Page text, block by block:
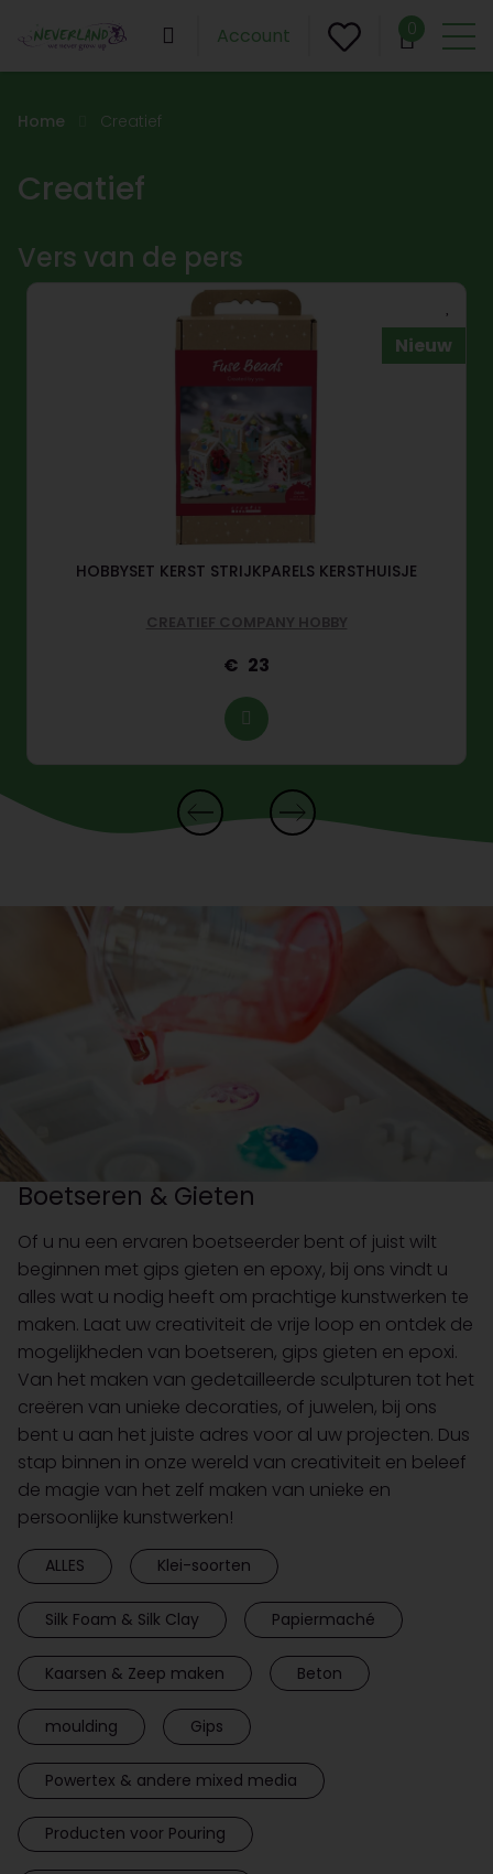
Account 0
Home Creatief
Creatief
Vers van de pers
Nieuw
HOBBYSET KERST STRIJKPARELS KERSTHUISJE
CREATIEF COMPANY HOBBY
23
Boetseren & Gieten
Of u nu een ervaren boetseerder bent of juist wilt
beginnen met gips gieten en epoxy, bij ons vindt u
alles wat u nodig heeft om prachtige kunstwerken te
maken. Laat uw creativiteit de vrije loop en ontdek de
mogelijkheden van boetseren, gips gieten en epoxi.
Van het maken van gedetailleerde sculpturen tot het
creëren van unieke decoraties, of juwelen, bij ons
bent u aan het juiste adres voor al uw projecten. Dus
stap binnen in onze wereld van creativiteit en beleef
de magie van het zelf maken van unieke en
persoonlijke kunstwerken!
ALLES Klei-soorten
Silk Foam & Silk Clay Papiermaché
Kaarsen & Zeep maken Beton
moulding Gips
Powertex & andere mixed media
Producten voor Pouring